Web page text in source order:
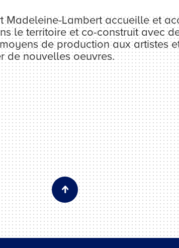
Madeleine-Lambert accueille et
le territoire et co-construit avec
de production aux artistes
de nouvelles oeuvres.